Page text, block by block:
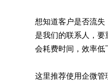
想知道客户是否流
是我们的联系人，
会耗费时间，效率低
这里推荐使用企微管